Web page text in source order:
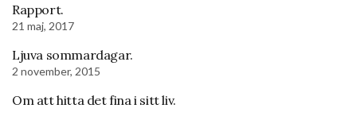
Rapport.
21 maj, 2017
Ljuva sommardagar.
2 november, 2015
Om att hitta det fina i sitt liv.